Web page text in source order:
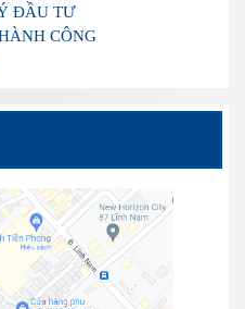
ĐẦU TƯ
CÔNG